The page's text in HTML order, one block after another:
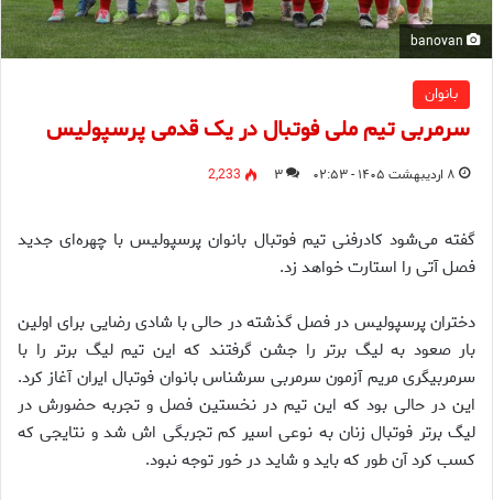
بانوان
سرمربی تیم ملی فوتبال در یک قدمی پرسپولیس
۸ اردیبهشت ۱۴۰۵ - ۰۲:۵۳ ۳ 2,233
گفته می‌شود کادرفنی تیم فوتبال بانوان پرسپولیس با چهره‌ای جدید
فصل آتی را استارت خواهد زد.
دختران پرسپولیس در فصل گذشته در حالی با شادی رضایی برای اولین
بار صعود به لیگ برتر را جشن گرفتند که این تیم لیگ برتر را با
سرمربیگری مریم آزمون سرمربی سرشناس بانوان فوتبال ایران آغاز کرد.
این در حالی بود که این تیم در نخستین فصل و تجربه حضورش در
لیگ برتر فوتبال زنان به نوعی اسیر کم تجربگی اش شد و نتایجی که
کسب کرد آن طور که باید و شاید در خور توجه نبود.